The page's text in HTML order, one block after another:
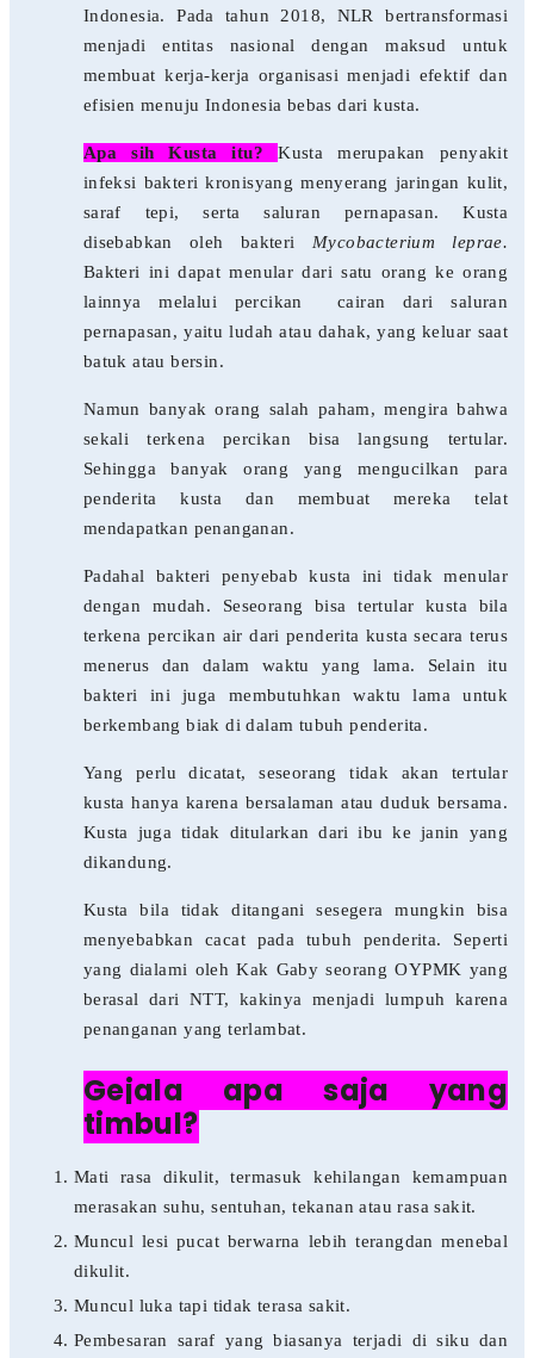
Indonesia. Pada tahun 2018, NLR bertransformasi
menjadi entitas nasional dengan maksud untuk
membuat kerja-kerja organisasi menjadi efektif dan
efisien menuju Indonesia bebas dari kusta.
Apa sih Kusta itu?Kusta merupakan penyakit
infeksi bakteri kronisyang menyerang jaringan kulit,
saraf tepi, serta saluran pernapasan. Kusta
disebabkan oleh bakteri Mycobacterium leprae.
Bakteri ini dapat menular dari satu orang ke orang
lainnya melalui percikan
cairan dari saluran
pernapasan, yaitu ludah atau dahak, yang keluar saat
batuk atau bersin.
Namun banyak orang salah paham, mengira bahwa
sekali terkena percikan bisa langsung tertular.
Sehingga banyak orang yang mengucilkan para
penderita kusta dan membuat mereka telat
mendapatkan penanganan.
Padahal bakteri penyebab kusta ini tidak menular
dengan mudah. Seseorang bisa tertular kusta bila
terkena percikan air dari penderita kusta secara terus
menerus dan dalam waktu yang lama. Selain itu
bakteri ini juga membutuhkan waktu lama untuk
berkembang biak di dalam tubuh penderita.
Yang perlu dicatat, seseorang tidak akan tertular
kusta hanya karena bersalaman atau duduk bersama.
Kusta juga tidak ditularkan dari ibu ke janin yang
dikandung.
Kusta bila tidak ditangani sesegera mungkin bisa
menyebabkan cacat pada tubuh penderita. Seperti
yang dialami oleh Kak Gaby seorang OYPMK yang
berasal dari NTT, kakinya menjadi lumpuh karena
penanganan yang terlambat.
Gejala apa saja yang
timbul?
Mati rasa dikulit, termasuk kehilangan kemampuan
merasakan suhu, sentuhan, tekanan atau rasa sakit.
Muncul lesi pucat berwarna lebih terangdan menebal
dikulit.
Muncul luka tapi tidak terasa sakit.
Pembesaran saraf yang biasanya terjadi di siku dan